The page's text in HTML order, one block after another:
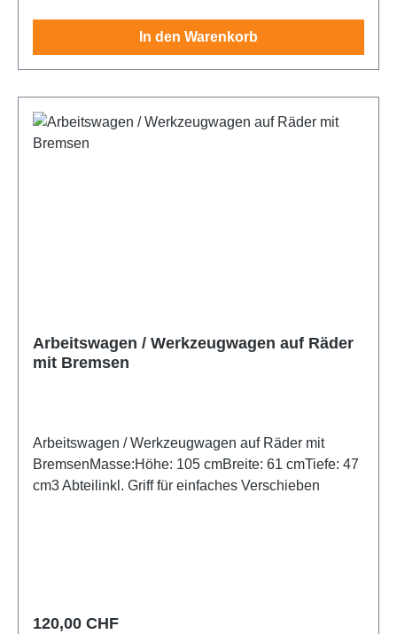
In den Warenkorb
Arbeitswagen / Werkzeugwagen auf Räder
mit Bremsen
Arbeitswagen / Werkzeugwagen auf Räder mit
BremsenMasse:Höhe: 105 cmBreite: 61 cmTiefe: 47
cm3 Abteilinkl. Griff für einfaches Verschieben
Regulärer Preis:
120,00 CHF